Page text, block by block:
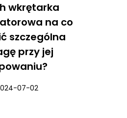
wkrętarka
na co
szczególna
przy jej
07-02